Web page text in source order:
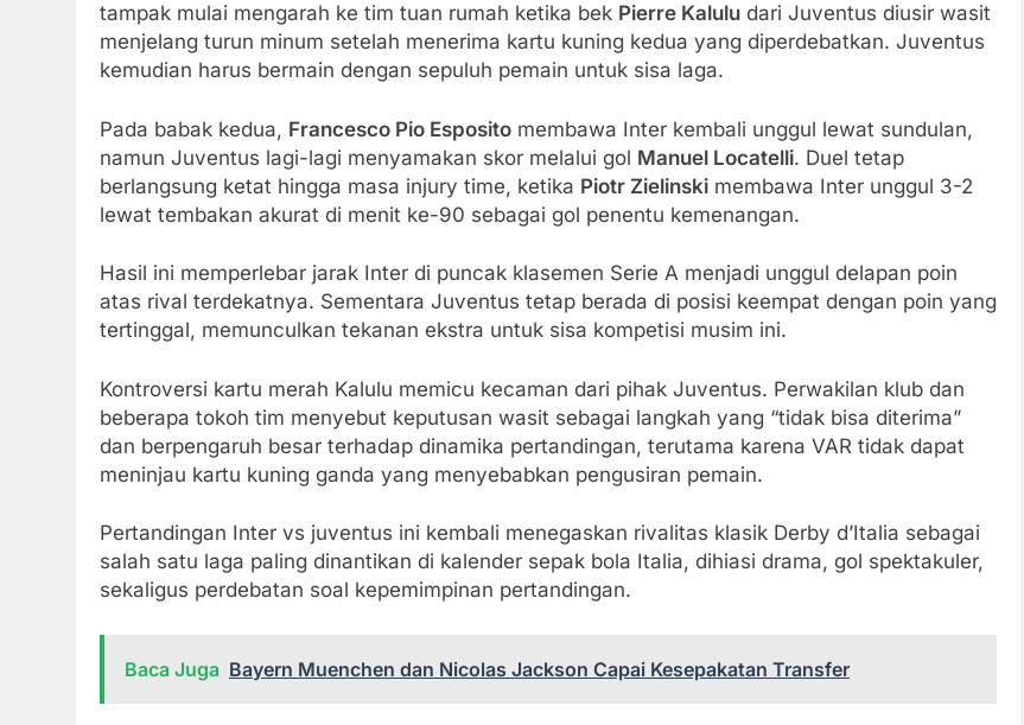
tampak mulai mengarah ke tim tuan rumah ketika bek Pierre Kalulu dari Juventus diusir wasit
menjelang turun minum setelah menerima kartu kuning kedua yang diperdebatkan. Juventus
kemudian harus bermain dengan sepuluh pemain untuk sisa laga.
Pada babak kedua, Francesco Pio Esposito membawa Inter kembali unggul lewat sundulan,
namun Juventus lagi-lagi menyamakan skor melalui gol Manuel Locatelli. Duel tetap
berlangsung ketat hingga masa injury time, ketika Piotr Zielinski membawa Inter unggul 3-2
lewat tembakan akurat di menit ke-90 sebagai gol penentu kemenangan.
Hasil ini memperlebar jarak Inter di puncak klasemen Serie A menjadi unggul delapan poin
atas rival terdekatnya. Sementara Juventus tetap berada di posisi keempat dengan poin yang
tertinggal, memunculkan tekanan ekstra untuk sisa kompetisi musim ini.
Kontroversi kartu merah Kalulu memicu kecaman dari pihak Juventus. Perwakilan klub dan
beberapa tokoh tim menyebut keputusan wasit sebagai langkah yang “tidak bisa diterima”
dan berpengaruh besar terhadap dinamika pertandingan, terutama karena VAR tidak dapat
meninjau kartu kuning ganda yang menyebabkan pengusiran pemain.
Pertandingan Inter vs juventus ini kembali menegaskan rivalitas klasik Derby d’Italia sebagai
salah satu laga paling dinantikan di kalender sepak bola Italia, dihiasi drama, gol spektakuler,
sekaligus perdebatan soal kepemimpinan pertandingan.
Baca Juga Bayern Muenchen dan Nicolas Jackson Capai Kesepakatan Transfer